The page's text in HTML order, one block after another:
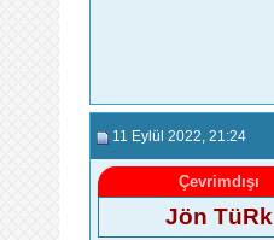
11 Eylül 2022 , 21:24
Çevrimdışı
Jön TüRk